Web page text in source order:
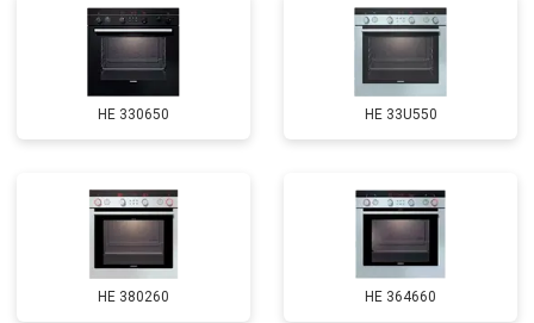
HE 330650 HE 33U550
HE 380260 HE 364660